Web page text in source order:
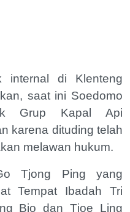
internal di Klenteng
saat ini Soedomo
Grup Kapal Api
karena dituding telah
melawan hukum.
Tjong Ping yang
Tempat Ibadah Tri
Bio dan Tjoe Ling